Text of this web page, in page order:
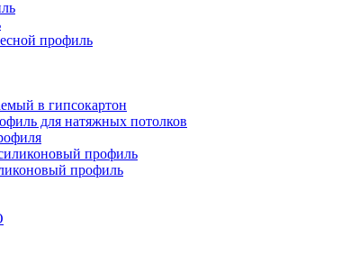
профиль
в гипсокартон
для натяжных потолков
профиль